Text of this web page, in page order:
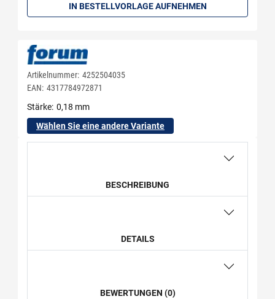
IN BESTELLVORLAGE AUFNEHMEN
Artikelnummer: 4252504035
EAN: 4317784972871
Stärke 0,18 mm
Wählen Sie eine andere Variante
BESCHREIBUNG
DETAILS
BEWERTUNGEN (0)